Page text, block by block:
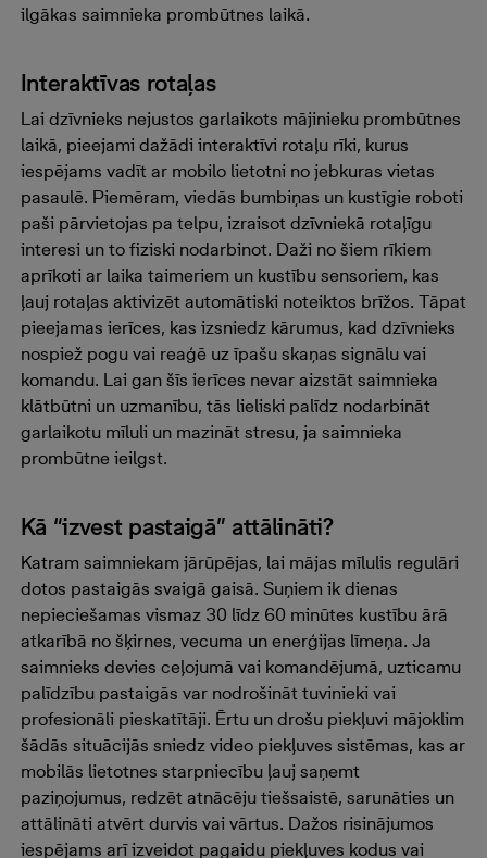
ilgākas saimnieka prombūtnes laikā.
Interaktīvas rotaļas
Lai dzīvnieks nejustos garlaikots mājinieku prombūtnes
laikā, pieejami dažādi interaktīvi rotaļu rīki, kurus
iespējams vadīt ar mobilo lietotni no jebkuras vietas
pasaulē. Piemēram, viedās bumbiņas un kustīgie roboti
paši pārvietojas pa telpu, izraisot dzīvniekā rotaļīgu
interesi un to fiziski nodarbinot. Daži no šiem rīkiem
aprīkoti ar laika taimeriem un kustību sensoriem, kas
ļauj rotaļas aktivizēt automātiski noteiktos brīžos. Tāpat
pieejamas ierīces, kas izsniedz kārumus, kad dzīvnieks
nospiež pogu vai reaģē uz īpašu skaņas signālu vai
komandu. Lai gan šīs ierīces nevar aizstāt saimnieka
klātbūtni un uzmanību, tās lieliski palīdz nodarbināt
garlaikotu mīluli un mazināt stresu, ja saimnieka
prombūtne ieilgst.
Kā “izvest pastaigā” attālināti?
Katram saimniekam jārūpējas, lai mājas mīlulis regulāri
dotos pastaigās svaigā gaisā. Suņiem ik dienas
nepieciešamas vismaz 30 līdz 60 minūtes kustību ārā
atkarībā no šķirnes, vecuma un enerģijas līmeņa. Ja
saimnieks devies ceļojumā vai komandējumā, uzticamu
palīdzību pastaigās var nodrošināt tuvinieki vai
profesionāli pieskatītāji. Ērtu un drošu piekļuvi mājoklim
šādās situācijās sniedz video piekļuves sistēmas, kas ar
mobilās lietotnes starpniecību ļauj saņemt
paziņojumus, redzēt atnācēju tiešsaistē, sarunāties un
attālināti atvērt durvis vai vārtus. Dažos risinājumos
iespējams arī izveidot pagaidu piekļuves kodus vai